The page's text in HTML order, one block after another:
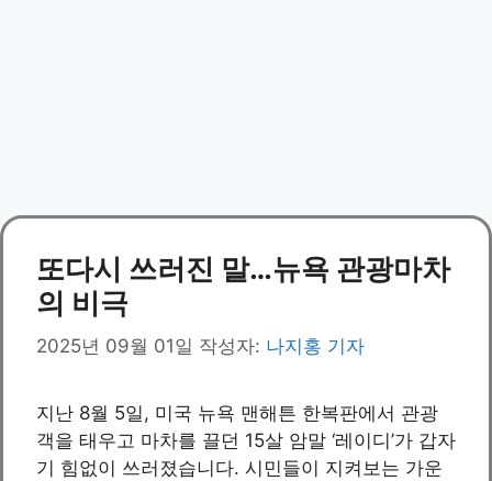
또다시 쓰러진 말…뉴욕 관광마차
의 비극
2025년 09월 01일 작성자: 나지홍 기자
지난 8월 5일, 미국 뉴욕 맨해튼 한복판에서 관광
객을 태우고 마차를 끌던 15살 암말 ‘레이디’가 갑자
기 힘없이 쓰러졌습니다. 시민들이 지켜보는 가운